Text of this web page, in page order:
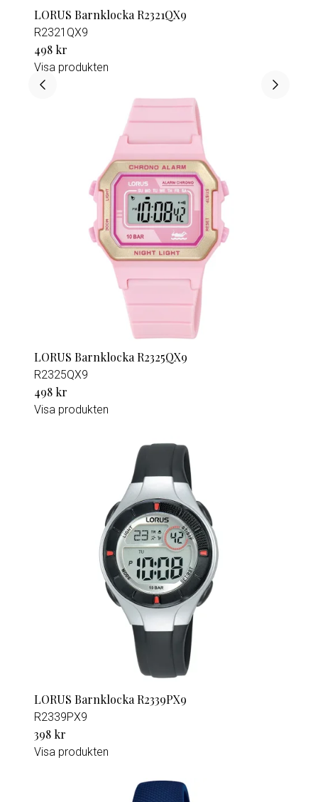
LORUS Barnklocka R2321QX9
R2321QX9
498 kr
Visa produkten
LORUS Barnklocka R2325QX9
R2325QX9
498 kr
Visa produkten
LORUS Barnklocka R2339PX9
R2339PX9
398 kr
Visa produkten